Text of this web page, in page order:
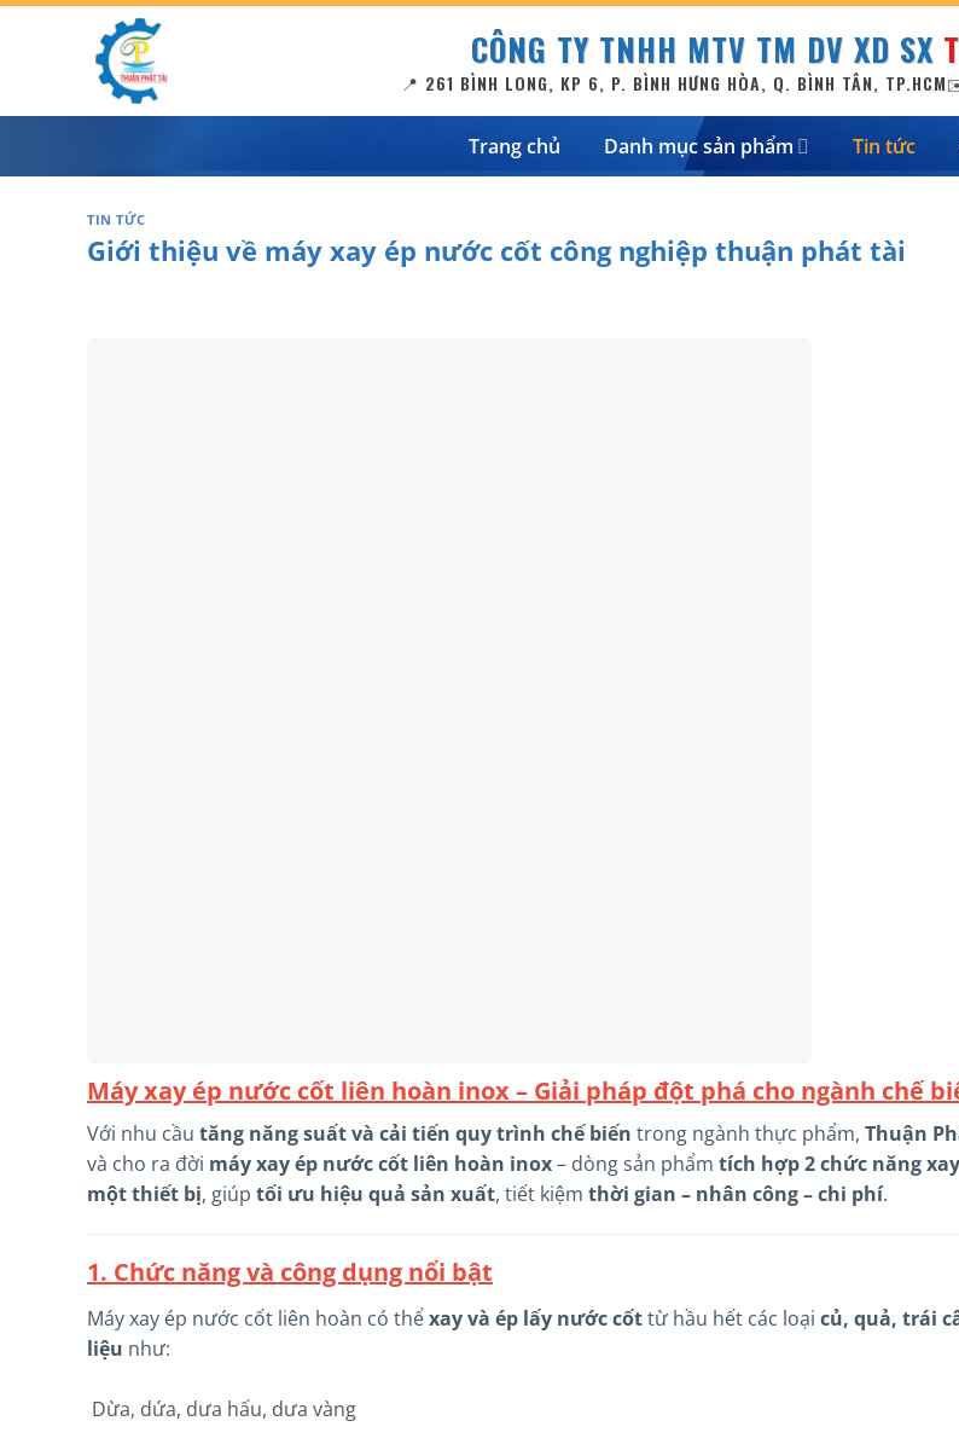
Bỏ
CÔNG TY TNHH MTV TM DV XD SX
📍 261 BÌNH LONG, KP 6, P. BÌNH HƯNG HÒA, Q. BÌNH TÂN, TP.HCM
Trang chủ Danh mục sản phẩm Tin tức
TIN TỨC
Giới thiệu về máy xay ép nước cốt công nghiệp thuận phát tài
Máy xay ép nước cốt liên hoàn inox – Giải pháp đột phá cho ngành chế
Với nhu cầu tăng năng suất và cải tiến quy trình chế biến trong ngành thực phẩm, Thuận
và cho ra đời máy xay ép nước cốt liên hoàn inox– dòng sản phẩm tích hợp 2 chức năng
một thiết bị, giúp tối ưu hiệu quả sản xuất, tiết kiệm thời gian – nhân công – chi phí.
1. Chức năng và công dụng nổi bật
Máy xay ép nước cốt liên hoàn có thểxay và ép lấy nước cốttừ hầu hết các loại củ, quả, trái
liệu như:
Dừa, dứa, dưa hấu, dưa vàng